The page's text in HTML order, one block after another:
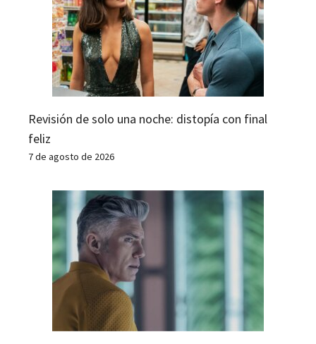
Revisión de solo una noche: distopía con final
feliz
7 de agosto de 2026